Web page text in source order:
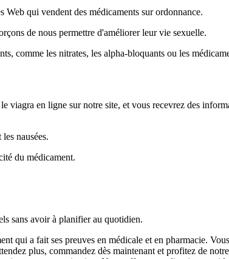
qui vendent des médicaments sur ordonnance.
de nous permettre d'améliorer leur vie sexuelle.
comme les nitrates, les alpha-bloquants ou les
en ligne sur notre site, et vous recevrez des
nausées.
du médicament.
sans avoir à planifier au quotidien.
qui a fait ses preuves en médicale et en pharmacie.
plus, commandez dès maintenant et profitez de